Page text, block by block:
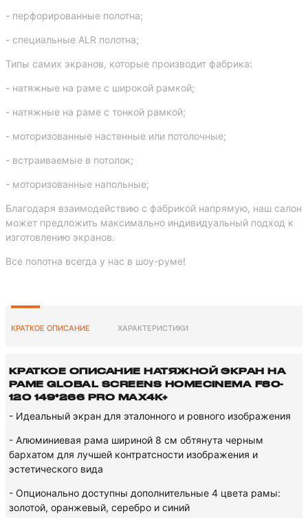
- перфорированные полотна;
- специальные ALR полотна;
Типы самих экранов, которые производит фабрика:
- натяжные на раме с широкой рамкой;
- натяжные на раме с тонкой рамкой;
- моторизованные настенные или потолочные;
- встраиваемые в потолок;
- моторизованные напольные;
Благодаря взаимодействию с фабрикой напрямую, наш салон
может предложить максимально индивидуальный подход к
изготовлению экранов.
Все полотна всегда у нас в шоу-руме!
КРАТКОЕ ОПИСАНИЕ ХАРАКТЕРИСТИКИ
КРАТКОЕ ОПИСАНИЕ НАТЯЖНОЙ ЭКРАН НА
РАМЕ GLOBAL SCREENS HOMECINEMA F80-
120 149*266 PRO MAX4K+
- Идеальный экран для эталонного и ровного изображения
- Алюминиевая рама шириной 8 см обтянута черным
бархатом для лучшей контратсности изображения и
эстетического вида
- Опционально доступны дополнительные 4 цвета рамы:
золотой, оранжевый, серебро и синий